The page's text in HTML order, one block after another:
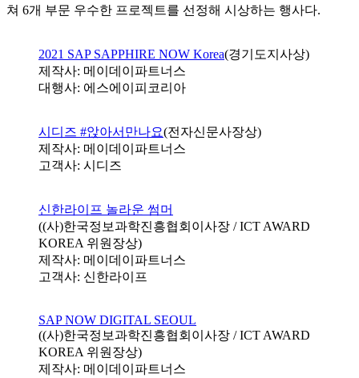
쳐 6개 부문 우수한 프로젝트를 선정해 시상하는 행사다.
2021 SAP SAPPHIRE NOW Korea(경기도지사상)
제작사: 메이데이파트너스
대행사: 에스에이피코리아
시디즈 #앉아서만나요(전자신문사장상)
제작사: 메이데이파트너스
고객사: 시디즈
신한라이프 놀라운 썸머
((사)한국정보과학진흥협회이사장 / ICT AWARD
KOREA 위원장상)
제작사: 메이데이파트너스
고객사: 신한라이프
SAP NOW DIGITAL SEOUL
((사)한국정보과학진흥협회이사장 / ICT AWARD
KOREA 위원장상)
제작사: 메이데이파트너스